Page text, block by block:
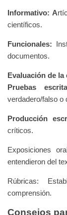
Informativo: A
científicos.
Funcionales:
documentos.
Evaluación de
Pruebas
verdadero/falso o
Producción
críticos.
Exposiciones
entendieron del
Rúbricas:
comprensión.
Consejos